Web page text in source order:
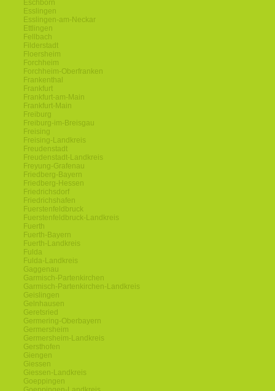
Eschborn
Esslingen
Esslingen-am-Neckar
Ettlingen
Fellbach
Filderstadt
Floersheim
Forchheim
Forchheim-Oberfranken
Frankenthal
Frankfurt
Frankfurt-am-Main
Frankfurt-Main
Freiburg
Freiburg-im-Breisgau
Freising
Freising-Landkreis
Freudenstadt
Freudenstadt-Landkreis
Freyung-Grafenau
Friedberg-Bayern
Friedberg-Hessen
Friedrichsdorf
Friedrichshafen
Fuerstenfeldbruck
Fuerstenfeldbruck-Landkreis
Fuerth
Fuerth-Bayern
Fuerth-Landkreis
Fulda
Fulda-Landkreis
Gaggenau
Garmisch-Partenkirchen
Garmisch-Partenkirchen-Landkreis
Geislingen
Gelnhausen
Geretsried
Germering-Oberbayern
Germersheim
Germersheim-Landkreis
Gersthofen
Giengen
Giessen
Giessen-Landkreis
Goeppingen